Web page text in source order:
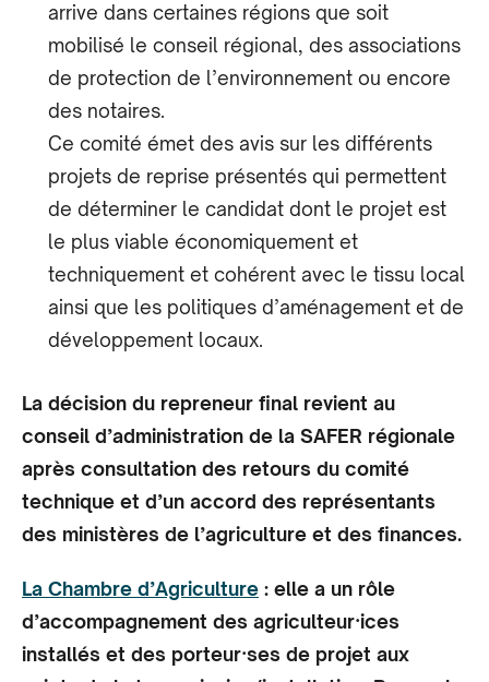
arrive dans certaines régions que soit
mobilisé le conseil régional, des associations
de protection de l’environnement ou encore
des notaires.
Ce comité émet des avis sur les différents
projets de reprise présentés qui permettent
de déterminer le candidat dont le projet est
le plus viable économiquement et
techniquement et cohérent avec le tissu local
ainsi que les politiques d’aménagement et de
développement locaux.
La décision du repreneur final revient au
conseil d’administration de la SAFER régionale
après consultation des retours du comité
technique et d’un accord des représentants
des ministères de l’agriculture et des finances.
La Chambre d’Agriculture : elle a un rôle
d’accompagnement des agriculteur·ices
installés et des porteur·ses de projet aux